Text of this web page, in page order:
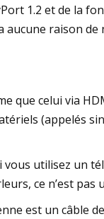
1.2 et de la
raison de
que celui via
(appelés
utilisez un
ce n’est pas
est un câble